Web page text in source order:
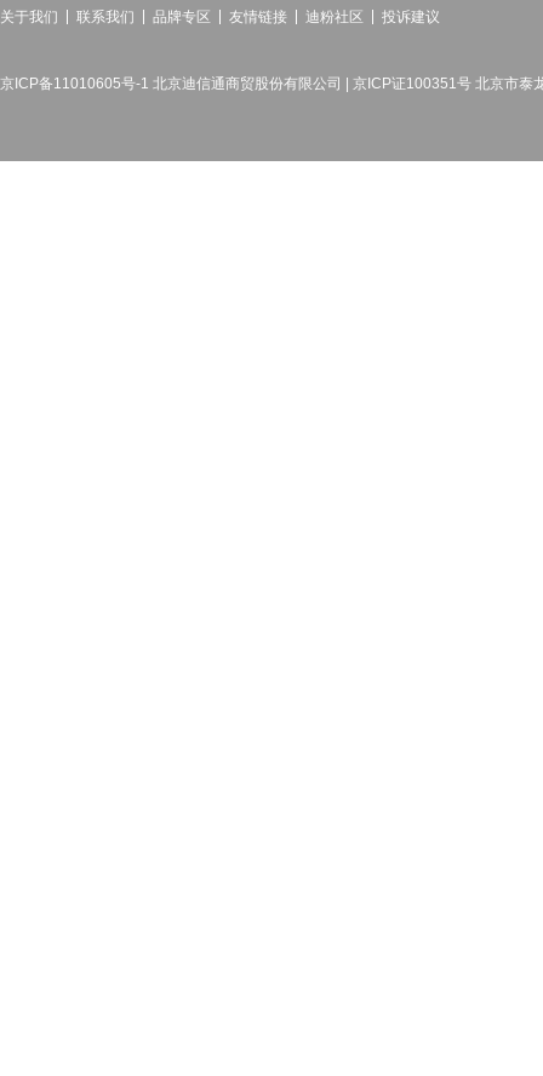
关于我们 联系我们 品牌专区 友情链接 迪粉社区 投诉建议
京ICP备11010605号-1 北京迪信通商贸股份有限公司 | 京ICP证100351号 北京市泰